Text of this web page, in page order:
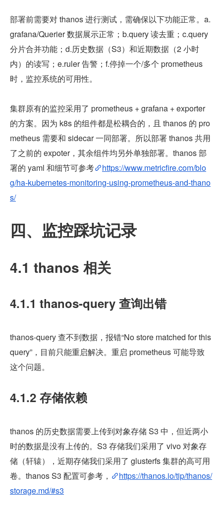
部署前需要对 thanos 进行测试，需确保以下功能正常。a.
grafana/Querier 数据展示正常；b.query 读去重；c.query
分片合并功能；d.历史数据（S3）和近期数据（2 小时
内）的读写；e.ruler 告警；f.停掉一个/多个 prometheus
时，监控系统的可用性。
集群原有的监控采用了 prometheus + grafana + exporter
的方案。因为 k8s 的组件都是松耦合的，且 thanos 的 pro
metheus 需要和 sidecar 一同部署。所以部署 thanos 共用
了之前的 expoter，其余组件均另外单独部署。thanos 部
署的 yaml 和细节可参考
https://www.metricfire.com/blo
g/ha-kubernetes-monitoring-using-prometheus-and-thano
s/
四、监控踩坑记录
4.1 thanos 相关
4.1.1 thanos-query 查询出错
thanos-query 查不到数据，报错“No store matched for this
query”，目前只能重启解决。重启 prometheus 可能导致
这个问题。
4.1.2 存储依赖
thanos 的历史数据需要上传到对象存储 S3 中，但近两小
时的数据是没有上传的。S3 存储我们采用了 vivo 对象存
储（轩辕），近期存储我们采用了 glusterfs 集群的高可用
卷。thanos S3 配置可参考，
https://thanos.io/tip/thanos/
storage.md/#s3